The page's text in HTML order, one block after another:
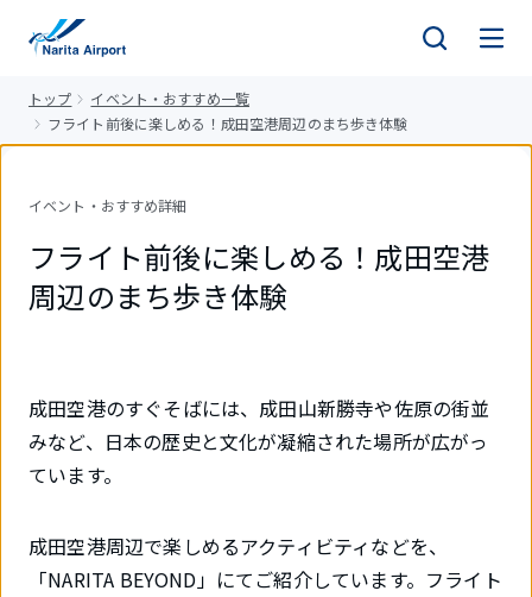
トップ
イベント・おすすめ一覧
フライト前後に楽しめる！成田空港周辺のまち歩き体験
イベント・おすすめ詳細
フライト前後に楽しめる！成田空港
周辺のまち歩き体験
成田空港のすぐそばには、成田山新勝寺や佐原の街並
みなど、日本の歴史と文化が凝縮された場所が広がっ
ています。
成田空港周辺で楽しめるアクティビティなどを、
「NARITA BEYOND」にてご紹介しています。フライト